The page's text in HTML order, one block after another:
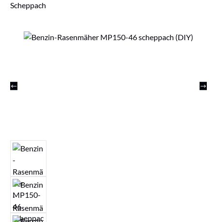
Scheppach
Bildergalerie überspringen